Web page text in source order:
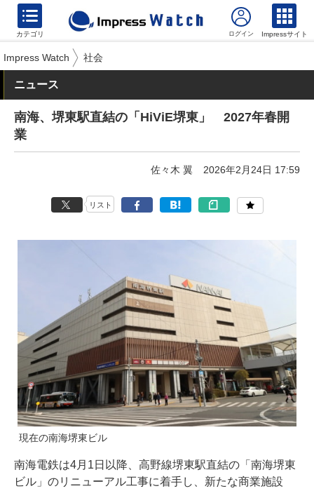
カテゴリ Impressサイト
Impress Watch 社会
ニュース
南海、堺東駅直結の「HiViE堺東」 2027年春開
業
佐々木 翼 2026年2月24日 17:59
リスト
現在の南海堺東ビル
南海電鉄は4月1日以降、高野線堺東駅直結の「南海堺東
ビル」のリニューアル工事に着手し、新たな商業施設